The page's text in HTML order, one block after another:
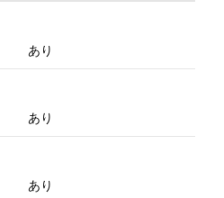
あり
あり
あり